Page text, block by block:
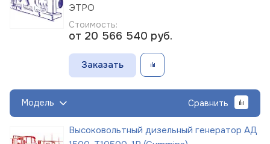
ЭТРО
Стоимость:
от 20 566 540 руб.
Заказать
Модель Сравнить
Высоковольтный дизельный генератор АД